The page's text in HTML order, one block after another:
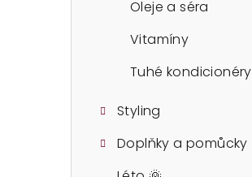
Oleje a séra
Vitamíny
Tuhé kondicionéry
Styling
Doplňky a pomůcky